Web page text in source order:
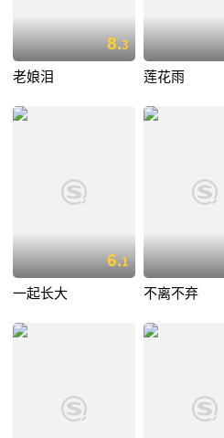
8.3
老娘泪 莲花雨
6.1
一起长大 不离不弃